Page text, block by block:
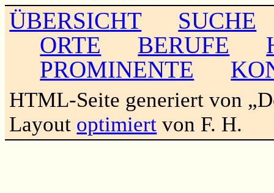
ÜBERSICHT
SUCHE
ORTE
BERUFE
PROMINENTE
HTML-Seite generiert von
Layout optimiert von F. H.